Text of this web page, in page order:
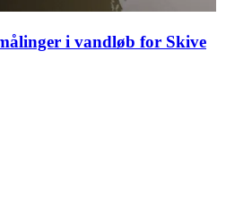
i vandløb for Skive